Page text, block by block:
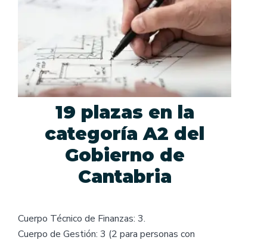
19 plazas en la
categoría A2 del
Gobierno de
Cantabria
Cuerpo Técnico de Finanzas: 3.
Cuerpo de Gestión: 3 (2 para personas con